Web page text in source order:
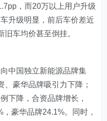
，而20万以上用户升级
升级明显，前后车价差近
车均价甚至倒挂。
中国独立新能源品牌集
豪华品牌吸引力下降；
下降，合资品牌增长，
豪华品牌24.1%。同时，